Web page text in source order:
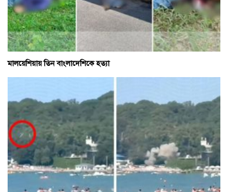
মালয়েশিয়ায় তিন বাংলাদেশিকে হত্যা